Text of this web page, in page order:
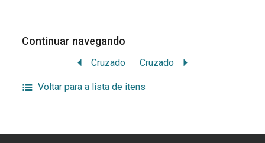
Continuar navegando
Cruzado Cruzado
Voltar para a lista de itens